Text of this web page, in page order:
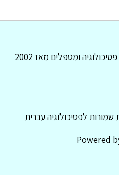
ומטפלים מאז 2002
Powered